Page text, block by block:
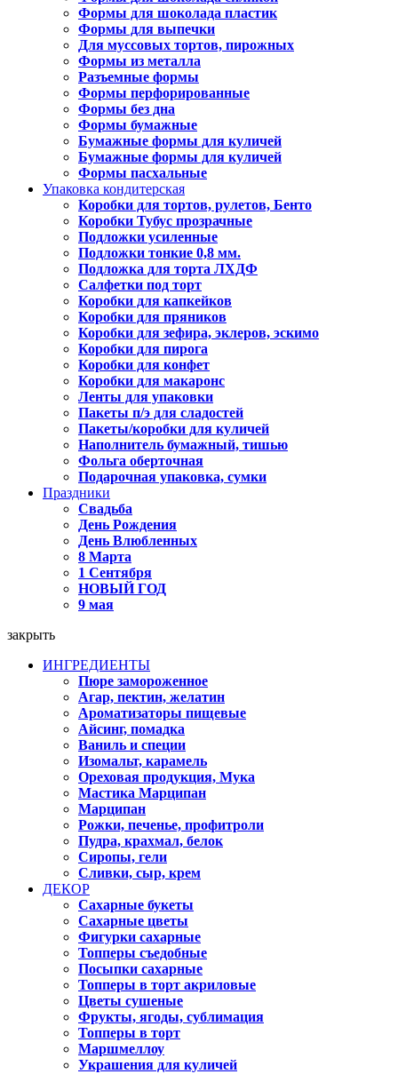
Формы для шоколада пластик
Формы для выпечки
Для муссовых тортов, пирожных
Формы из металла
Разъемные формы
Формы перфорированные
Формы без дна
Формы бумажные
Бумажные формы для куличей
Бумажные формы для куличей
Формы пасхальные
Упаковка кондитерская
Коробки для тортов, рулетов, Бенто
Коробки Тубус прозрачные
Подложки усиленные
Подложки тонкие 0,8 мм.
Подложка для торта ЛХДФ
Салфетки под торт
Коробки для капкейков
Коробки для пряников
Коробки для зефира, эклеров, эскимо
Коробки для пирога
Коробки для конфет
Коробки для макаронс
Ленты для упаковки
Пакеты п/э для сладостей
Пакеты/коробки для куличей
Наполнитель бумажный, тишью
Фольга оберточная
Подарочная упаковка, сумки
Праздники
Свадьба
День Рождения
День Влюбленных
8 Марта
1 Сентября
НОВЫЙ ГОД
9 мая
закрыть
ИНГРЕДИЕНТЫ
Пюре замороженное
Агар, пектин, желатин
Ароматизаторы пищевые
Айсинг, помадка
Ваниль и специи
Изомальт, карамель
Ореховая продукция, Мука
Мастика Марципан
Марципан
Рожки, печенье, профитроли
Пудра, крахмал, белок
Сиропы, гели
Сливки, сыр, крем
ДЕКОР
Сахарные букеты
Сахарные цветы
Фигурки сахарные
Топперы съедобные
Посыпки сахарные
Топперы в торт акриловые
Цветы сушеные
Фрукты, ягоды, сублимация
Топперы в торт
Маршмеллоу
Украшения для куличей